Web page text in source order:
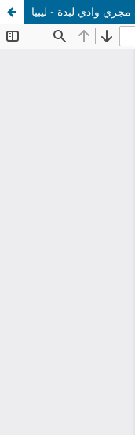
وادي لبدة - ليبيا